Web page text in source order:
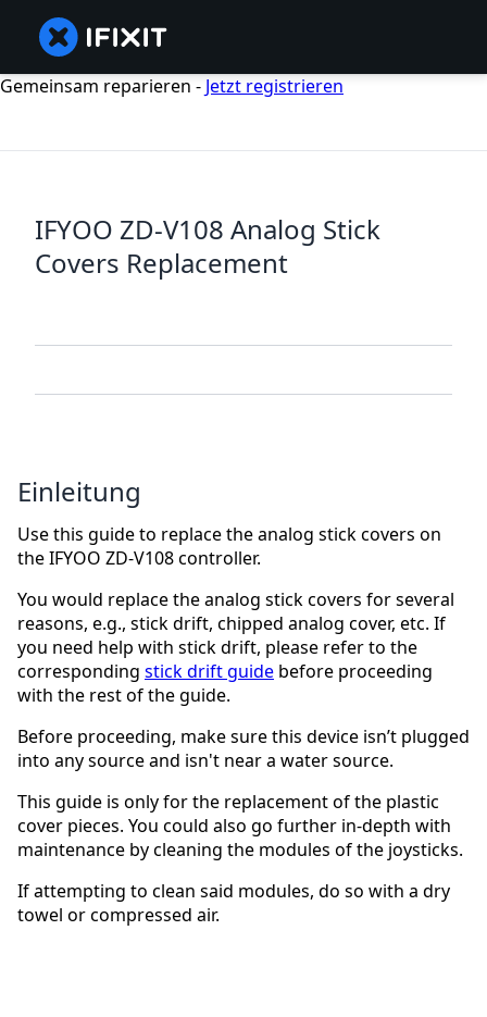
Gemeinsam reparieren - Jetzt registrieren
IFYOO ZD-V108 Analog Stick
Covers Replacement
Einleitung
Use this guide to replace the analog stick covers on
the IFYOO ZD-V108 controller.
You would replace the analog stick covers for several
reasons, e.g., stick drift, chipped analog cover, etc. If
you need help with stick drift, please refer to the
corresponding stick drift guide before proceeding
with the rest of the guide.
Before proceeding, make sure this device isn’t plugged
into any source and isn't near a water source.
This guide is only for the replacement of the plastic
cover pieces. You could also go further in-depth with
maintenance by cleaning the modules of the joysticks.
If attempting to clean said modules, do so with a dry
towel or compressed air.